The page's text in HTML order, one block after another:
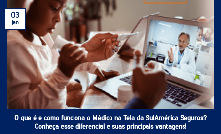
O que é e como funciona o Médico na Tela da SulAmérica Seguros?
Conheça esse diferencial e suas principais vantagens!
03
jan